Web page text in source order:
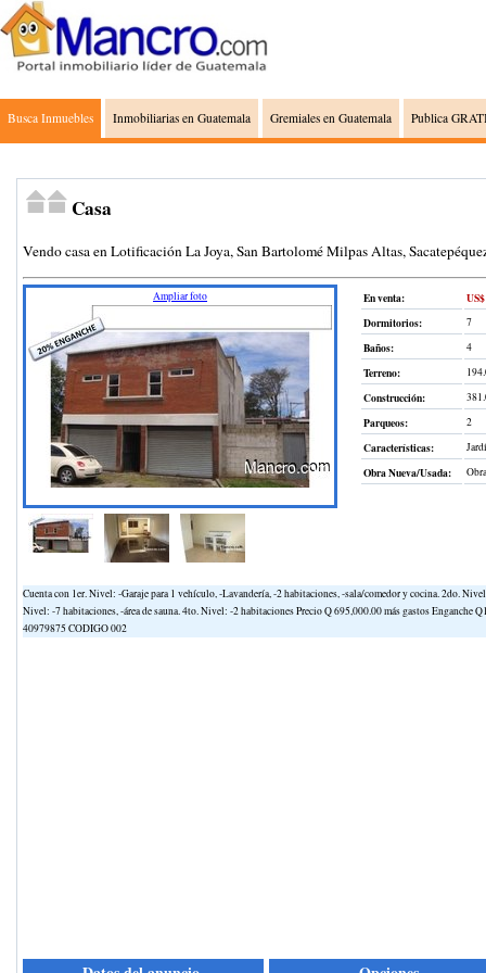
Busca Inmuebles Inmobiliarias en Guatemala Gremiales en Guatemala Publica
Casa
Vendo casa en Lotificación La Joya, San Bartolomé Milpas Altas,
Ampliar foto En venta:
Dormitorios:
7
Baños: 4
Terreno:
Construcción:
Parqueos: 2
Características:
Obra Nueva/Usada:
Cuenta con 1er. Nivel: -Garaje para 1 vehículo, -Lavandería, -2 habitaciones, -sala/comedor y cocina. 2do.
Nivel: -7 habitaciones, -área de sauna. 4to. Nivel: -2 habitaciones Precio Q 695,000.00 más gastos Enganche
40979875 CODIGO 002